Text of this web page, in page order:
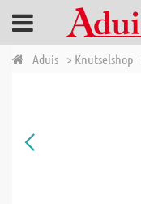
Aduis > Knutselshop